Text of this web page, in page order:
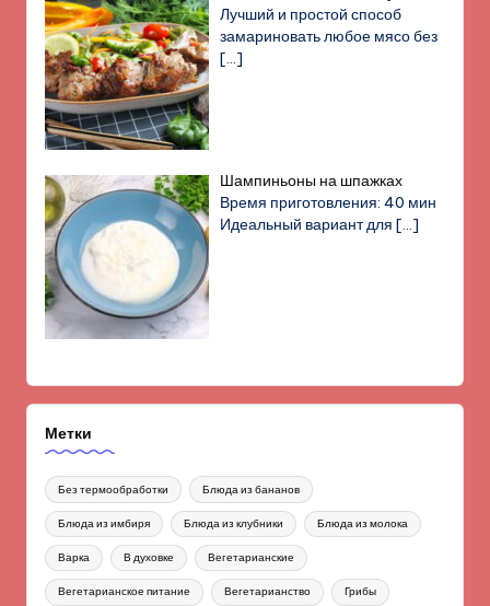
Лучший и простой способ
замариновать любое мясо без
[…]
Шампиньоны на шпажках
Время приготовления: 40 мин
Идеальный вариант для[…]
Метки
Без термообработки Блюда из бананов
Блюда из имбиря Блюда из клубники Блюда из молока
Варка В духовке Вегетарианские
Вегетарианское питание Вегетарианство Грибы